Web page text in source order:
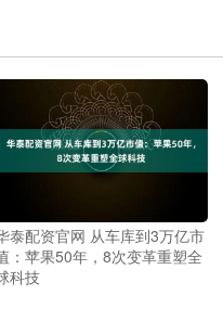
泰配资官网 从车库到3万亿市
：苹果50年，8次变革重塑全
科技